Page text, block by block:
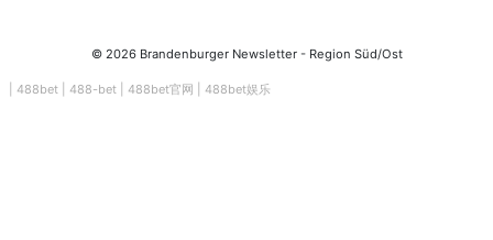
© 2026 Brandenburger Newsletter - Region Süd/Ost
488bet 488-bet 488bet官网 488bet娱乐